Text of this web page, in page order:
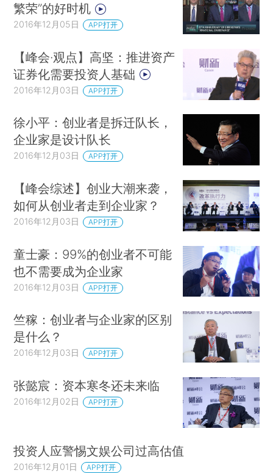
繁荣”的好时机
2016年12月05日 APP打开
【峰会·观点】高坚：推进资产
证券化需要投资人基础
2016年12月03日 APP打开
徐小平：创业者是拆迁队长，
企业家是设计队长
2016年12月03日 APP打开
【峰会综述】创业大潮来袭，
如何从创业者走到企业家？
2016年12月03日 APP打开
童士豪：99%的创业者不可能
也不需要成为企业家
2016年12月03日 APP打开
竺稼：创业者与企业家的区别
是什么？
2016年12月03日 APP打开
张懿宸：资本寒冬还未来临
2016年12月02日 APP打开
投资人应警惕文娱公司过高估值
2016年12月01日 APP打开